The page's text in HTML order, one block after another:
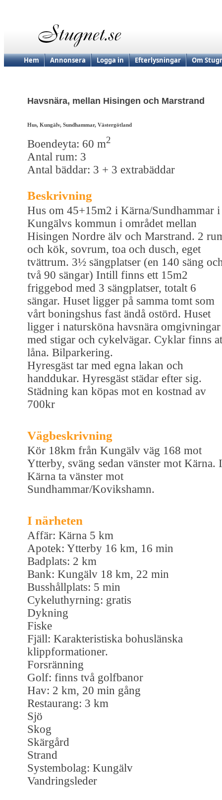
Hem Annonsera Logga in Efterlysningar Om
Havsnära, mellan Hisingen och Marstrand
Hus, Kungälv, Sundhammar, Västergötland
Boendeyta: 60 m2
Antal rum: 3
Antal bäddar: 3 + 3 extrabäddar
Beskrivning
Hus om 45+15m2 i Kärna/Sundhammar i
Kungälvs kommun i området mellan
Hisingen Nordre älv och Marstrand. 2
och kök, sovrum, toa och dusch, eget
tvättrum. 3½ sängplatser (en 140 säng
två 90 sängar) Intill finns ett 15m2
friggebod med 3 sängplatser, totalt 6
sängar. Huset ligger på samma tomt som
vårt boningshus fast ändå ostörd. Huset
ligger i natursköna havsnära omgivningar
med stigar och cykelvägar. Cyklar finns
låna. Bilparkering.
Hyresgäst tar med egna lakan och
handdukar. Hyresgäst städar efter sig.
Städning kan köpas mot en kostnad av
700kr
Vägbeskrivning
Kör 18km från Kungälv väg 168 mot
Ytterby, sväng sedan vänster mot Kärna. I
Kärna ta vänster mot
Sundhammar/Kovikshamn.
I närheten
Affär: Kärna 5 km
Apotek: Ytterby 16 km, 16 min
Badplats: 2 km
Bank: Kungälv 18 km, 22 min
Busshållplats: 5 min
Cykeluthyrning: gratis
Dykning
Fiske
Fjäll: Karakteristiska bohuslänska
klippformationer.
Forsränning
Golf: finns två golfbanor
Hav: 2 km, 20 min gång
Restaurang: 3 km
Sjö
Skog
Skärgård
Strand
Systembolag: Kungälv
Vandringsleder